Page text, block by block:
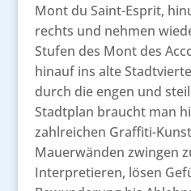
Mont du Saint-Esprit,
rechts und nehmen
Stufen des Mont des
hinauf ins alte
durch die engen und
Stadtplan braucht man
zahlreichen Graffiti-
Mauerwänden zwingen
Interpretieren, lösen